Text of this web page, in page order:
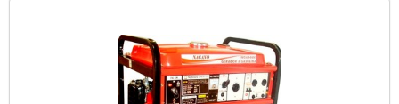
comprar geradores de energia elétrica
Soluções Industriais você acha os melhores fabricantes..